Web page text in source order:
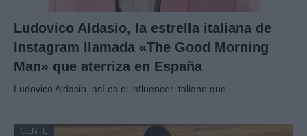
Ludovico Aldasio, la estrella italiana de
Instagram llamada «The Good Morning
Man» que aterriza en España
Ludovico Aldasio, así es el influencer italiano que…
GENTE